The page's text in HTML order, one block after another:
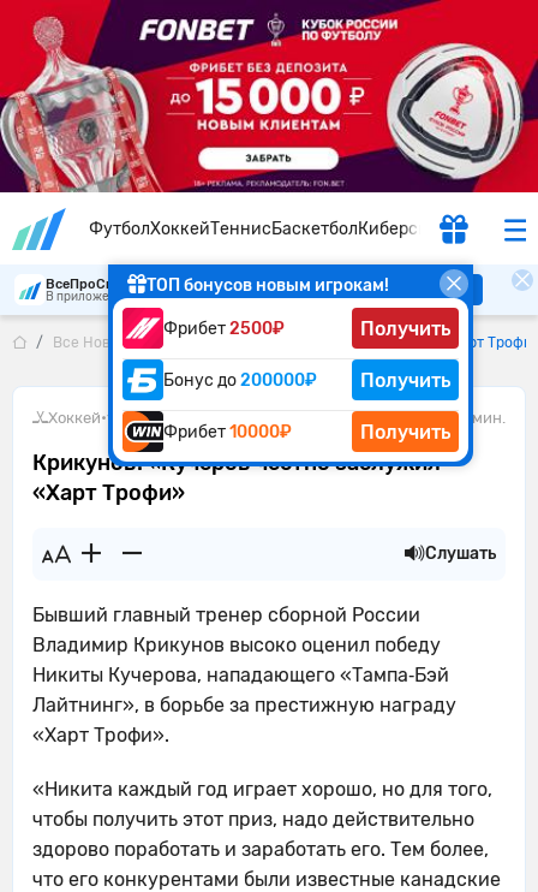
ФутболХоккейТеннисБаскетболКиберспорт
ТОП бонусов новым игрокам!
Фрибет2500₽ Получить
Бонус до200000₽ Получить
Фрибет10000₽ Получить
ВсеПроСпорт
В приложении удобнее Скачать
Все Новости Крикунов: «Кучеров честно заслужил «Харт
Хоккей•12.06.2026 2 мин.
Крикунов: «Кучеров честно заслужил
«Харт Трофи»
Слушать
Бывший главный тренер сборной России
Владимир Крикунов высоко оценил победу
Никиты Кучерова, нападающего «Тампа‑Бэй
Лайтнинг», в борьбе за престижную награду
«Харт Трофи».
«Никита каждый год играет хорошо, но для того,
чтобы получить этот приз, надо действительно
здорово поработать и заработать его. Тем более,
что его конкурентами были известные канадские